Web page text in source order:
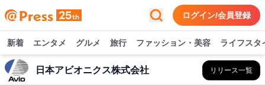
ログイン/会員登録
新着 エンタメ グルメ 旅行 ファッション・美容 ライフスタ
日本アビオニクス株式会社 リリース一覧